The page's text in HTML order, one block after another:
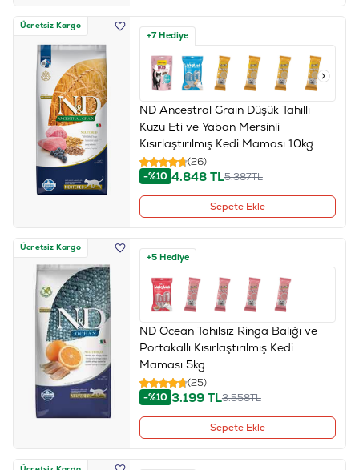
Ücretsiz Kargo
+7 Hediye
ND Ancestral Grain Düşük Tahıllı
Kuzu Eti ve Yaban Mersinli
Kısırlaştırılmış Kedi Maması 10kg
(26)
-%10 4.848TL5.387TL
Sepete Ekle
Ücretsiz Kargo
+5 Hediye
ND Ocean Tahılsız Ringa Balığı ve
Portakallı Kısırlaştırılmış Kedi
Maması 5kg
(25)
-%10 3.199TL3.558TL
Sepete Ekle